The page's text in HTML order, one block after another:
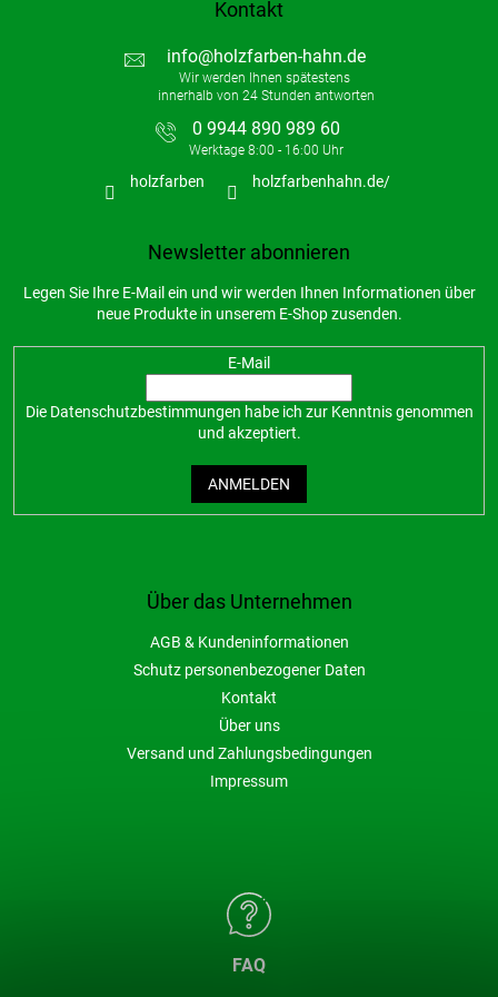
Über das Unternehmen
AGB & Kundeninformationen
Schutz personenbezogener Daten
Kontakt
Über uns
Versand und Zahlungsbedingungen
Impressum
FAQ
Kontakt
info@holzfarben-hahn.de
0 9944 890 989 60
holzfarben holzfarbenhahn.de/
Newsletter abonnieren
Legen Sie Ihre E-Mail ein und wir werden Ihnen Informationen über
neue Produkte in unserem E-Shop zusenden.
E-Mail
Die Datenschutzbestimmungen habe ich zur Kenntnis genommen
und akzeptiert.
ANMELDEN